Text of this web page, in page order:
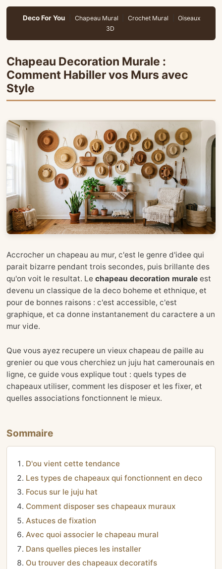
Deco For You Chapeau Mural Crochet Mural
Oiseaux
3D
Chapeau Decoration Murale :
Comment Habiller vos Murs avec
Style
Accrocher un chapeau au mur, c'est le genre d'idee qui
parait bizarre pendant trois secondes, puis brillante des
qu'on voit le resultat. Le chapeau decoration murale est
devenu un classique de la deco boheme et ethnique, et
pour de bonnes raisons : c'est accessible, c'est
graphique, et ca donne instantanement du caractere a un
mur vide.
Que vous ayez recupere un vieux chapeau de paille au
grenier ou que vous cherchiez un juju hat camerounais en
ligne, ce guide vous explique tout : quels types de
chapeaux utiliser, comment les disposer et les fixer, et
quelles associations fonctionnent le mieux.
Sommaire
D'ou vient cette tendance
Les types de chapeaux qui fonctionnent en deco
Focus sur le juju hat
Comment disposer ses chapeaux muraux
Astuces de fixation
Avec quoi associer le chapeau mural
Dans quelles pieces les installer
Ou trouver des chapeaux decoratifs